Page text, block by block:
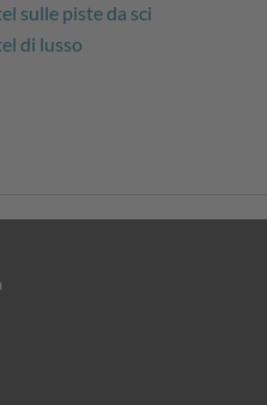
sulle piste da sci
di lusso